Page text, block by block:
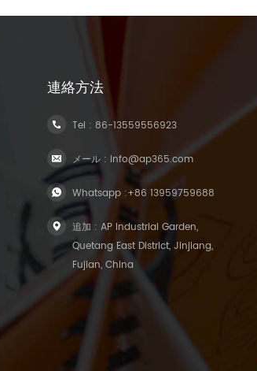
連絡方法
Tel :86-13559556923
メール : info@ap365.com
Whatsapp :+86 13959759688
追加 : AP Industrial Garden,
Quetang East District, Jinjiang,
Fujian, China